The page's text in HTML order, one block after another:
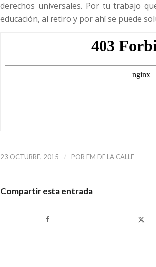
derechos universales. Por tu trabajo
educación, al retiro y por ahí se puede
23 OCTUBRE, 2015 / POR FM DE LA CALLE
Compartir esta entrada